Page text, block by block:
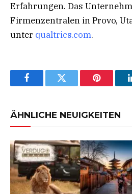
Erfahrungen. Das
Firmenzentralen in Provo,
unter qualtrics.com.
FacebookTwitter Pinterest
ÄHNLICHE NEUIGKEITEN